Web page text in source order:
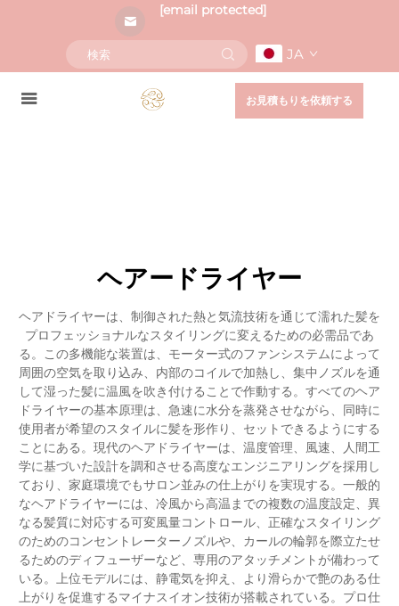
[email protected]
JA
お見積もりを依頼する
ヘアードライヤー
ヘアドライヤーは、制御された熱と気流技術を通じて濡れた髪を
プロフェッショナルなスタイリングに変えるための必需品であ
る。この多機能な装置は、モーター式のファンシステムによって
周囲の空気を取り込み、内部のコイルで加熱し、集中ノズルを通
して湿った髪に温風を吹き付けることで作動する。すべてのヘア
ドライヤーの基本原理は、急速に水分を蒸発させながら、同時に
使用者が希望のスタイルに髪を形作り、セットできるようにする
ことにある。現代のヘアドライヤーは、温度管理、風速、人間工
学に基づいた設計を調和させる高度なエンジニアリングを採用し
ており、家庭環境でもサロン並みの仕上がりを実現する。一般的
なヘアドライヤーには、冷風から高温までの複数の温度設定、異
なる髪質に対応する可変風量コントロール、正確なスタイリング
のためのコンセントレーターノズルや、カールの輪郭を際立たせ
るためのディフューザーなど、専用のアタッチメントが備わって
いる。上位モデルには、静電気を抑え、より滑らかで艶のある仕
上がりを促進するマイナスイオン技術が搭載されている。プロ仕